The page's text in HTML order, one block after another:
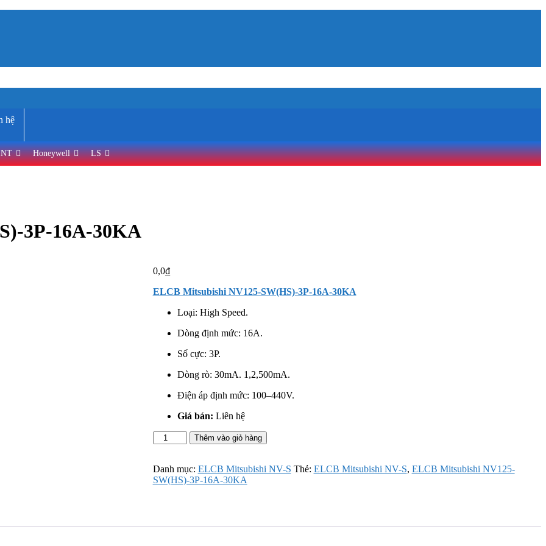
hệ
Honeywell LS
3P-16A-30KA
0,0₫
ELCB Mitsubishi NV125-SW(HS)-3P-16A-30KA
Loại: High Speed.
Dòng định mức: 16A.
Số cực: 3P.
Dòng rò: 30mA. 1,2,500mA.
Điện áp định mức: 100–440V.
Giá bán: Liên hệ
ELCB
Mitsubishi
SW(HS)-3P-
16A-
Thêm vào giỏ hàng
Danh mục: ELCB Mitsubishi NV-S Thẻ: ELCB Mitsubishi NV-S, ELCB Mitsubishi NV125-
SW(HS)-3P-16A-30KA